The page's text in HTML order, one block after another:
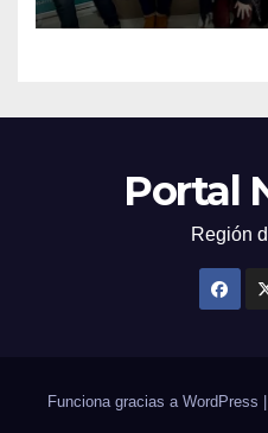
Portal
Región
Funciona gracias a WordPress